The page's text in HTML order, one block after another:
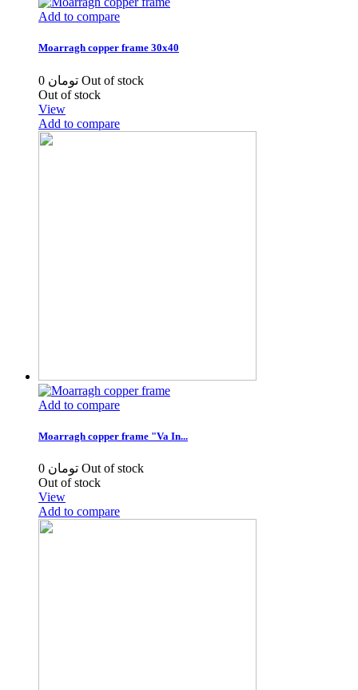
Add to compare
Moarragh copper frame 30x40
0 تومان Out of stock
Out of stock
View
Add to compare
Add to compare
Moarragh copper frame "Va In...
0 تومان Out of stock
Out of stock
View
Add to compare